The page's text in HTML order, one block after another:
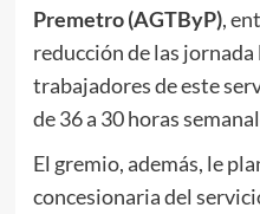
Premetro (AGTByP),
reducción de las
trabajadores de este
de 36 a 30 horas
El gremio, además, le
concesionaria del